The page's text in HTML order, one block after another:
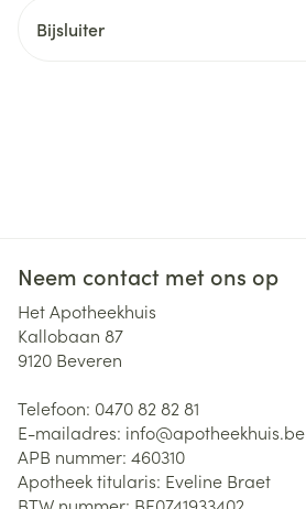
Bijsluiter
Neem contact met ons op
Het Apotheekhuis
Kallobaan 87
9120 Beveren
Telefoon: 0470 82 82 81
E-mailadres: info@apotheekhuis.be
APB nummer: 460310
Apotheek titularis: Eveline Braet